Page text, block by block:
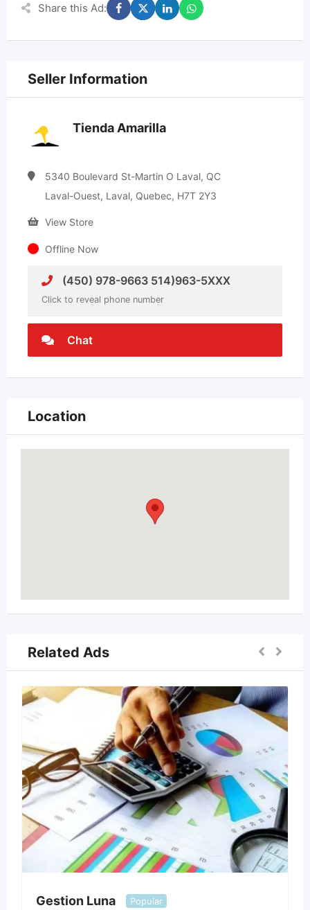
Share this Ad:
Seller Information
Tienda Amarilla
5340 Boulevard St-Martin O Laval, QC
Laval-Ouest, Laval, Quebec, H7T 2Y3
View Store
Offline Now
(450) 978-9663 514)963-5XXX
Click to reveal phone number
Chat
Location
Related Ads
Gestion Luna Popular